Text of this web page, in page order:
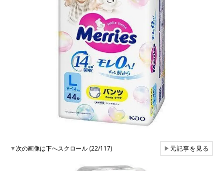
▼次の画像は下へスクロール (22/117) ▶元記事を見る